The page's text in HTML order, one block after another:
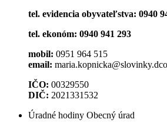
tel. evidencia obyvateľstva: 0940
tel. ekonóm: 0940 941 293
mobil: 0951 964 515
email:
IČO: 00329550
DIČ: 2021331532
Úradné hodiny Obecný úrad